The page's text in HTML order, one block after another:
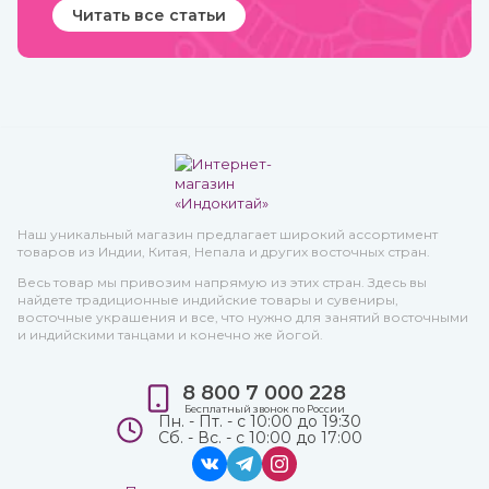
Читать все статьи
Наш уникальный магазин предлагает широкий ассортимент
товаров из Индии, Китая, Непала и других восточных стран.
Весь товар мы привозим напрямую из этих стран. Здесь вы
найдете традиционные индийские товары и сувениры,
восточные украшения и все, что нужно для занятий восточными
и индийскими танцами и конечно же йогой.
8 800 7 000 228
Бесплатный звонок по России
Пн. - Пт. - с 10:00 до 19:30
Сб. - Вс. - с 10:00 до 17:00